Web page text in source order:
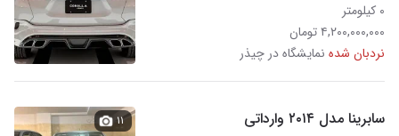
۰ کیلومتر
۴,۲۰۰,۰۰۰,۰۰۰ تومان
نردبان شده نمایشگاه در چیذر
سابرینا مدل ۲۰۱۴ وارداتی ۱۱